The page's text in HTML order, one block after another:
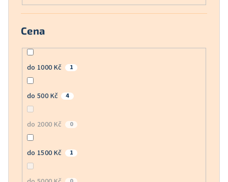
Cena
do 1000 Kč 1
do 500 Kč 4
do 2000 Kč 0
do 1500 Kč 1